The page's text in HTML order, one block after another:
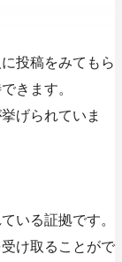
投稿をみてもら
きます。
げられていま
いる証拠です。
け取ることがで